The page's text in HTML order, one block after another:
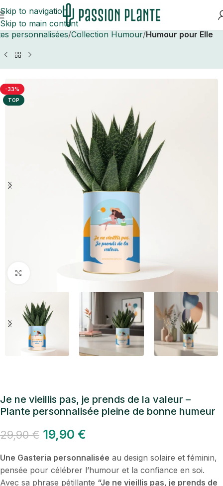
Skip to navigation
Skip to main content
personnalisées Collection Humour Humour pour Elle
-33%
TOP
Cliquez pour agrandir
Je ne vieillis pas, je prends de la valeur –
Plante personnalisée pleine de bonne humeur
29,90€ 19,90 €
Une Gasteria personnalisée au design solaire et féminin,
pensée pour célébrer l’humour et la confiance en soi.
Avec sa phrase pétillante “Je ne vieillis pas, je prends de